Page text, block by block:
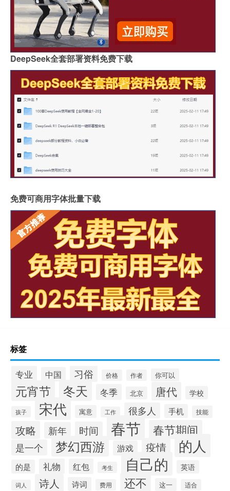
DeepSeek全套部署资料免费下载
免费可商用字体批量下载
标签
专业 中国 习俗 价格 作者 你可以
元宵节 冬天 冬季 北京 唐代 学校
孩子 宋代 寓意 工作 很多人 手机 技能
攻略 新年 时间 春节 春节期间
是一个 梦幻西游 游戏 疫情 的人
的是 礼物 红包 考生 自己的 英语
词人 诗人 诗词 费用 还不 这一 适合